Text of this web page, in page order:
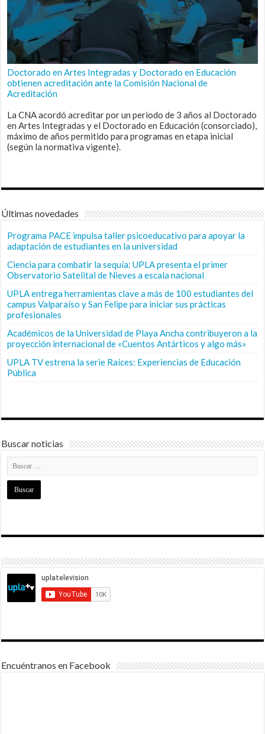
Doctorado en Artes Integradas y Doctorado en Educación
obtienen acreditación ante la Comisión Nacional de
Acreditación
La CNA acordó acreditar por un periodo de 3 años al Doctorado
en Artes Integradas y el Doctorado en Educación (consorciado),
máximo de años permitido para programas en etapa inicial
(según la normativa vigente).
Últimas novedades
Programa PACE impulsa taller psicoeducativo para apoyar la
adaptación de estudiantes en la universidad
Ciencia para combatir la sequía: UPLA presenta el primer
Observatorio Satelital de Nieves a escala nacional
UPLA entrega herramientas clave a más de 100 estudiantes del
campus Valparaíso y San Felipe para iniciar sus prácticas
profesionales
Académicos de la Universidad de Playa Ancha contribuyeron a la
proyección internacional de «Cuentos Antárticos y algo más»
UPLA TV estrena la serie Raíces: Experiencias de Educación
Pública
Buscar noticias
Encuéntranos en Facebook